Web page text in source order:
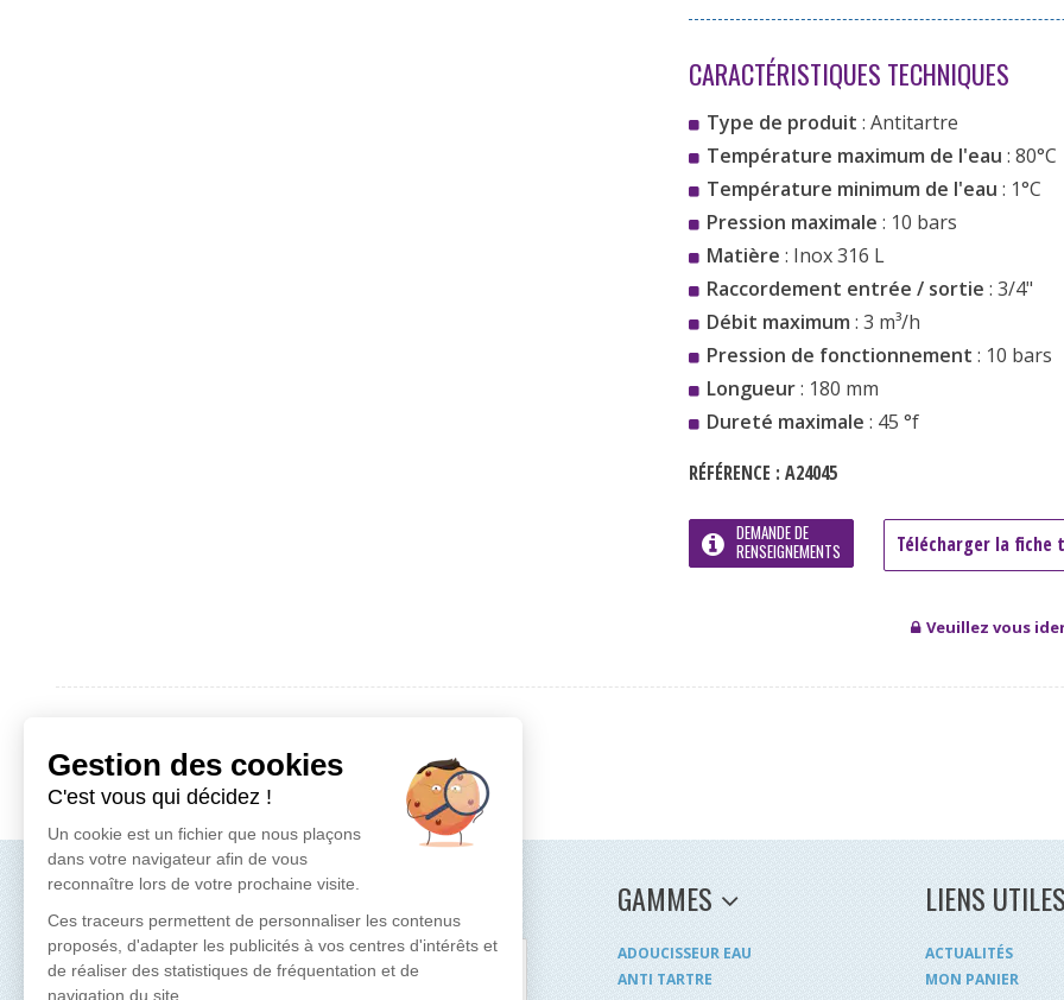
CARACTÉRISTIQUES TECHNIQUES
Type de produit : Antitartre
Température maximum de l'eau : 80°C
Température minimum de l'eau : 1°C
Pression maximale : 10 bars
Matière : Inox 316 L
Raccordement entrée / sortie : 3/4"
Débit maximum : 3 m³/h
Pression de fonctionnement : 10 bars
Longueur: 180 mm
Dureté maximale : 45 °f
RÉFÉRENCE :A24045
DEMANDE DE
RENSEIGNEMENTS
Veuillez vous
LE TOP
Filtre mini 3 pièce 1/2'' avec
GAMMES
ADOUCISSEUR EAU
ANTI TARTRE
LIENS UTILES
ACTUALITÉS
MON PANIER
Gestion des cookies
C'est vous qui décidez !
Un cookie est un fichier que nous plaçons
dans votre navigateur afin de vous
reconnaître lors de votre prochaine visite.
Ces traceurs permettent de personnaliser les contenus
proposés, d'adapter les publicités à vos centres d'intérêts et
de réaliser des statistiques de fréquentation et de
navigation du site.